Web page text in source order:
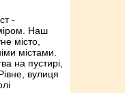
-
Наш
місто,
містами.
на пустирі,
вулиця